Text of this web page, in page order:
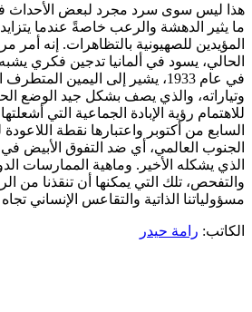
هذا ليس سوى سرد مجرد لبعض الأحداث في
ما يثير الدهشة والرعب خاصةً عندما
المؤيدين للصهيونية بالتظاهرات. إنه
الحالي، يسود في ألمانيا تدجين فكري
في عام 1933، يشير إلى اليمين
وتياراته، والذي يصف بشكل جيد الوضع
للاهتمام رؤية الإبادة الجماعية التي
السابع من أكتوبر واعتبارها نقطة
الجنوب العالمي، أي ضد التفوق الأبيض في
الذي يشكله الأخير. وماهية الممارسات
والتفحص، تلك التي يمكنها أن تنقذنا من
مسؤولياتنا الذاتية والتقاعس الإنساني
الكاتب: رامة حيدر